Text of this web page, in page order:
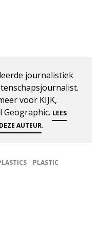
journalistiek
voor KIJK,
Geographic. LEES
AUTEUR.
PLASTIC